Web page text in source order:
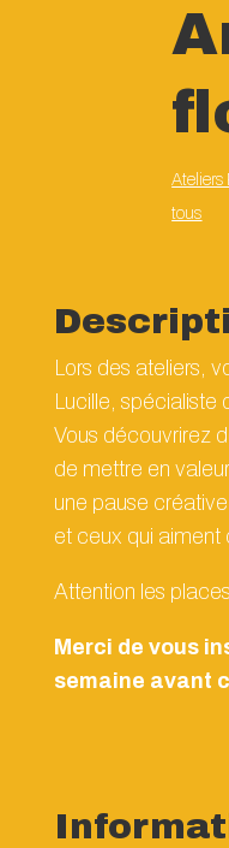
Ateliers
tous
Lors des ateliers,
Lucille, spécialiste
Vous découvrirez
de mettre en
une pause
et ceux qui aiment
Attention les
Merci de vous
semaine avant